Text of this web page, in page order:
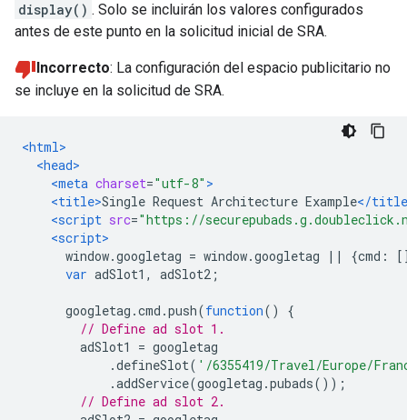
display() . Solo se incluirán los valores configurados
antes de este punto en la solicitud inicial de SRA.
Incorrecto: La configuración del espacio publicitario no
se incluye en la solicitud de SRA.
<html>
<head>
<meta charset="utf-8" >
<title>Single Request Architecture Example</
<script src="https://
<script>
window.googletag = window.googletag || {cmd :
var adSlot1 , adSlot2 ;
googletag .cmd .push(function()
{
// Define ad slot 1.
adSlot1 = googletag
.defineSlot( '/6355419/Travel/Europe/
.addService(googletag .pubads());
// Define ad slot 2.